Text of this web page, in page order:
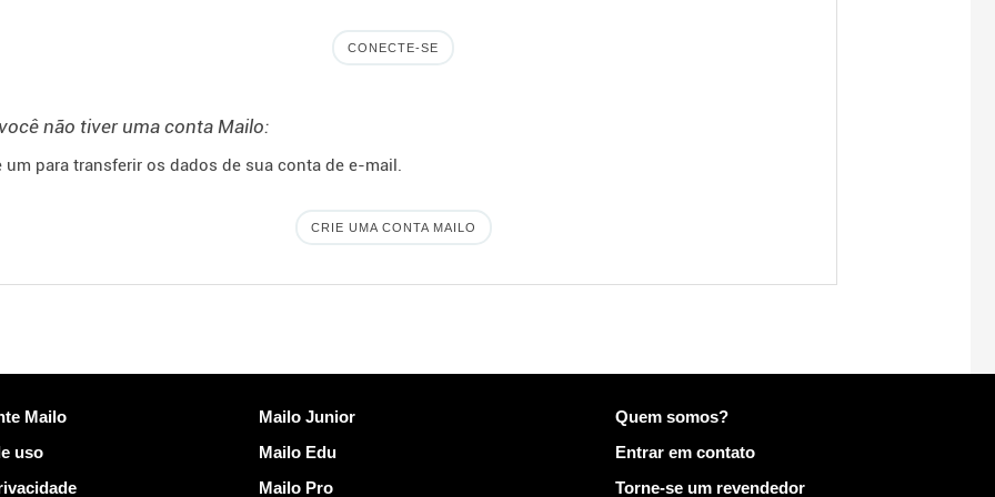
CONECTE-SE
não tiver uma conta Mailo:
um para transferir os dados de sua conta de e-mail.
CRIE UMA CONTA MAILO
Mailo
uso
Descobrir Mailo
Mailo Junior
Mailo Edu
Mailo Pro
Mais informações em Mailo
Quem somos?
Entrar em contato
Torne-se um revendedor